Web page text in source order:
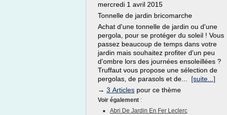
mercredi 1 avril 2015
Tonnelle de jardin bricomarche
Achat d'une tonnelle de jardin ou d'une
pergola, pour se protéger du soleil ! Vous
passez beaucoup de temps dans votre
jardin mais souhaitez profiter d'un peu
d'ombre lors des journées ensoleillées ?
Truffaut vous propose une sélection de
pergolas, de parasols et de... [suite...]
→ 3 Articles pour ce thème
Voir également :
Abri De Jardin En Fer Leclerc